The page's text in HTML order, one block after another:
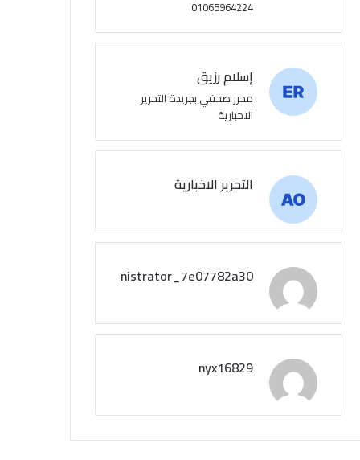
01065964224
إسلام رزيق
محرر صحفي بجريدة التحرير
الاخبارية
التحرير الاخبارية
administrator_7e07782a30
nyx16829